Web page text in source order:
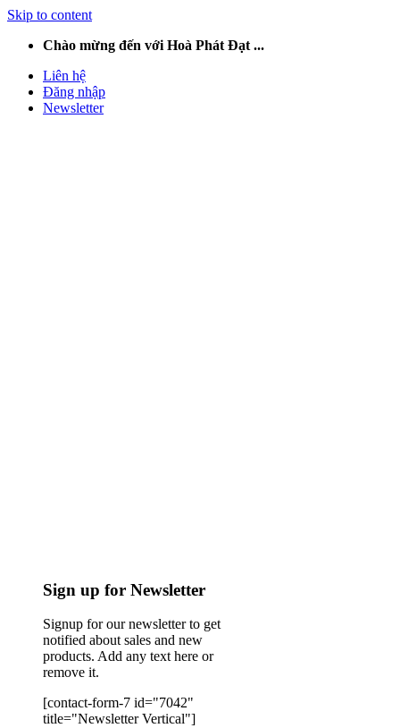
Skip to content
Chào mừng đến với Hoà Phát Đạt ...
Liên hệ
Đăng nhập
Newsletter
Sign up for Newsletter
Signup for our newsletter to get
notified about sales and new
products. Add any text here or
remove it.
[contact-form-7 id="7042"
title="Newsletter Vertical"]